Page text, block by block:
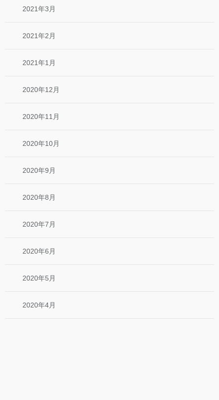
2021年3月
2021年2月
2021年1月
2020年12月
2020年11月
2020年10月
2020年9月
2020年8月
2020年7月
2020年6月
2020年5月
2020年4月